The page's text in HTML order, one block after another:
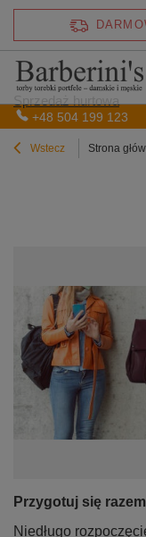
+48 504 199 123
Wstecz Strona
Przygotuj się
Niedługo
Sprzedaż hurtowa